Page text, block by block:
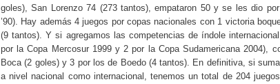
goles), San Lorenzo 74 (273 tantos), empataron 50 y se les dio
’90). Hay además 4 juegos por copas nacionales con 1 victoria
(9 tantos). Y si agregamos las competencias de índole
por la Copa Mercosur 1999 y 2 por la Copa Sudamericana 2004),
Boca (2 goles) y 3 por los de Boedo (4 tantos). En definitiva, si
a nivel nacional como internacional, tenemos un total de 204